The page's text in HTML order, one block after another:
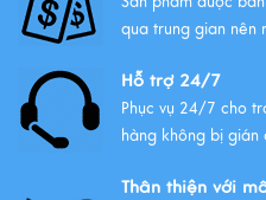
qua trung gian nên
Hỗ trợ 24/7
Phục vụ 24/7 cho
hàng không bị gián
Thân thiện với